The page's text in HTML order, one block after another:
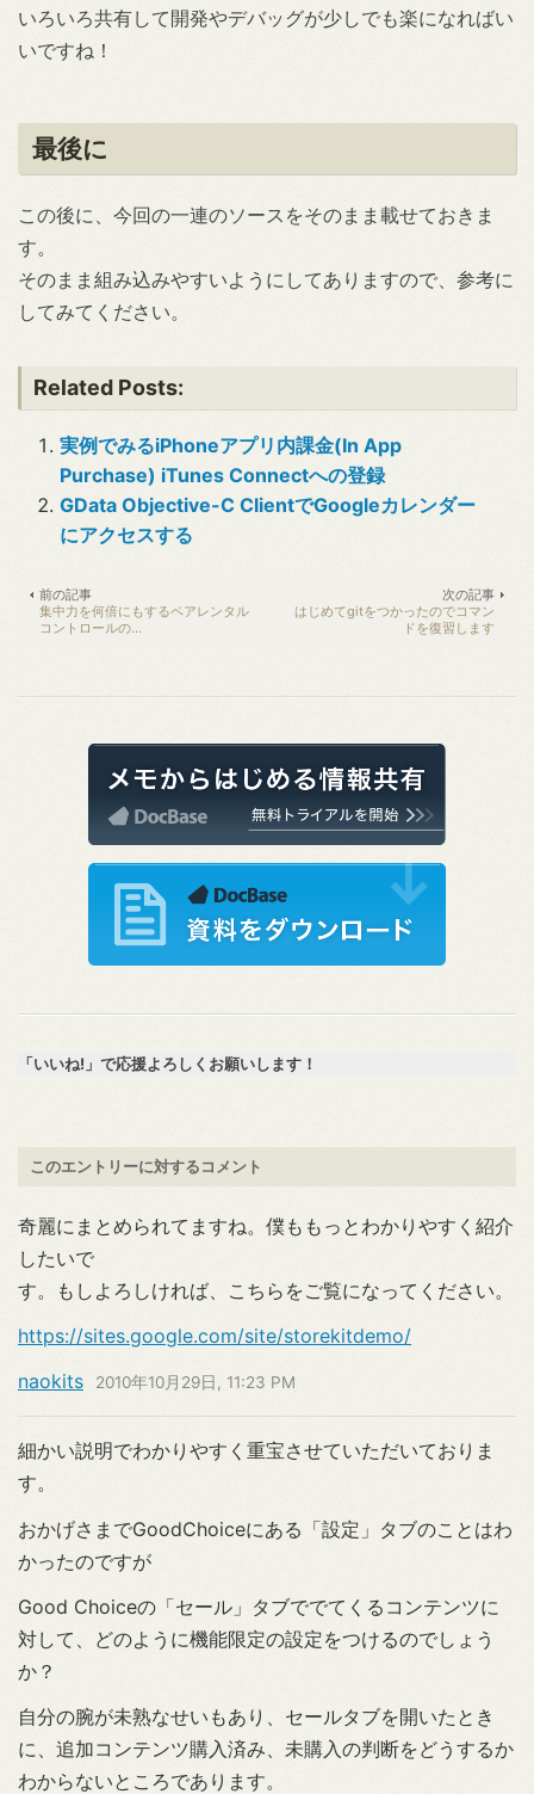
いろいろ共有して開発やデバッグが少しでも楽になればい
いですね！
最後に
この後に、今回の一連のソースをそのまま載せておきま
す。
そのまま組み込みやすいようにしてありますので、参考に
してみてください。
Related Posts:
実例でみるiPhoneアプリ内課金(In App
Purchase) iTunes Connectへの登録
GData Objective-C ClientでGoogleカレンダー
にアクセスする
前の記事
集中力を何倍にもするペアレンタル
コントロールの...
次の記事
はじめてgitをつかったのでコマン
ドを復習します
「いいね!」で応援よろしくお願いします！
このエントリーに対するコメント
奇麗にまとめられてますね。僕ももっとわかりやすく紹介
したいで
す。もしよろしければ、こちらをご覧になってください。
https://sites.google.com/site/storekitdemo/
naokits 2010年10月29日, 11:23 PM
細かい説明でわかりやすく重宝させていただいておりま
す。
おかげさまでGoodChoiceにある「設定」タブのことはわ
かったのですが
Good Choiceの「セール」タブででてくるコンテンツに
対して、どのように機能限定の設定をつけるのでしょう
か？
自分の腕が未熟なせいもあり、セールタブを開いたとき
に、追加コンテンツ購入済み、未購入の判断をどうするか
わからないところであります。